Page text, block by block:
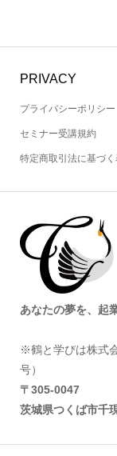
PRIVACY
プライバシーポリシー
セミナー受講規約
特定商取引法に基づ
あなたの夢を、起
※鶴と学びは株式
号）
〒305‐0047
茨城県つくば市千